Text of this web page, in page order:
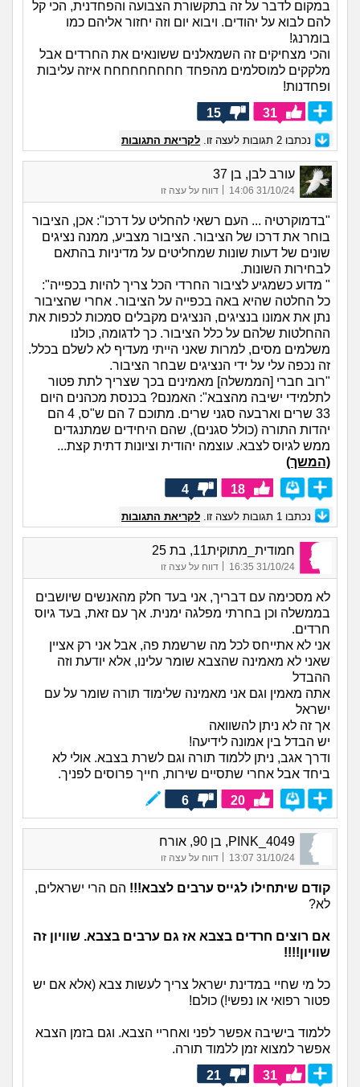
במקום לדבר על זה בתקשורת הצבועה והפחדנית, הכי קל
להם לבוא על יהודים. ויבוא יום וזה יחזור אליהם כמו
בומרנג!
והכי מצחיקים זה השמאלנים ששונאים את החרדים אבל
מלקקים למוסלמים מהפחד חחחחחחחחח איזה עליבות
ופחדנות!
31
15
נכתבו 2 תגובות לעצה זו. לקריאת התגובות
עורב לבן, בן 37
31/10/24 14:06 דווח על עצה זו
"בדמוקרטיה ... העם רשאי להחליט על דרכו": אכן, הציבור
בוחר את דרכו של הציבור. הציבור מצביע, ממנה נציגים
שונים של דעות שונות שמחליטים על מדיניות בהתאם
לבחירות השונות.
" מדוע כשמגיע לציבור החרדי הכל צריך להיות בכפייה":
כל החלטה שהיא באה בכפייה על הציבור. אחרי שהציבור
נתן את אמונו בנציגים, הנציגים מקבלים סמכות לכפות את
ההחלטות שלהם על כלל הציבור. כך לדגומה, כולנו
משלמים מסים, למרות שאני הייתי מעדיף לא לשלם בכלל.
זה נכפה עלי על ידי הנציגים שבחר הציבור.
"רוב חברי [הממשלה] מאמינים בכך שצריך לתת פטור
לתלמידי ישיבה מהצבא": האמנם? בכנסת מכהנים היום
33 שרים וארבעה סגני שרים. מתוכם 7 הם ש"ס, 4 הם
יהדות התורה (כולל סגנים), שהם היחידים שמתנגדים
ממש לגיוס לצבא. עוצמה יהודית וציונות דתית קצת...
(המשך)
18
4
נכתבו 1 תגובות לעצה זו. לקריאת התגובות
חמודית_מתוקית11, בת 25
31/10/24 16:35
| דווח על עצה זו
לא מסכימה עם דבריך, אני בעד חלק מהאנשים שיושבים
בממשלה וכן בחרתי מפלגה ימנית. אך עם זאת, בעד גיוס
חרדים.
אני לא אתייחס לכל מה שרשמת פה, אבל אני רק אציין
שאני לא מאמינה שהצבא שומר עלינו, אלא יודעת וזה
ההבדל
אתה מאמין וגם אני מאמינה שלימוד תורה שומר על עם
ישראל
אך זה לא ניתן להשוואה
יש הבדל בין אמונה לידיעה!
ודרך אגב, ניתן ללמוד תורה וגם לשרת בצבא. אולי לא
ביחד אבל אחרי שתסיים שירות, חייך פרוסים לפניך.
20
6
PINK_4049, בן 90, אורח
31/10/24 13:07
| דווח על עצה זו
קודם שיתחילו לגייס ערבים לצבא!!! הם הרי ישראלים,
לא?
אם רוצים חרדים בצבא אז גם ערבים בצבא. שוויון זה
שוויון!!!!
כל מי שחיי במדינת ישראל צריך לעשות צבא (אלא אם יש
פטור רפואי או נפשי!) כולם!
ללמוד בישיבה אפשר לפני ואחריי הצבא. וגם בזמן הצבא
אפשר למצוא זמן ללמוד תורה.
31
21